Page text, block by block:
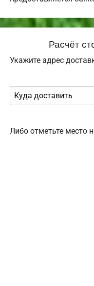
Расчёт
Укажите адрес
Либо отметьте место